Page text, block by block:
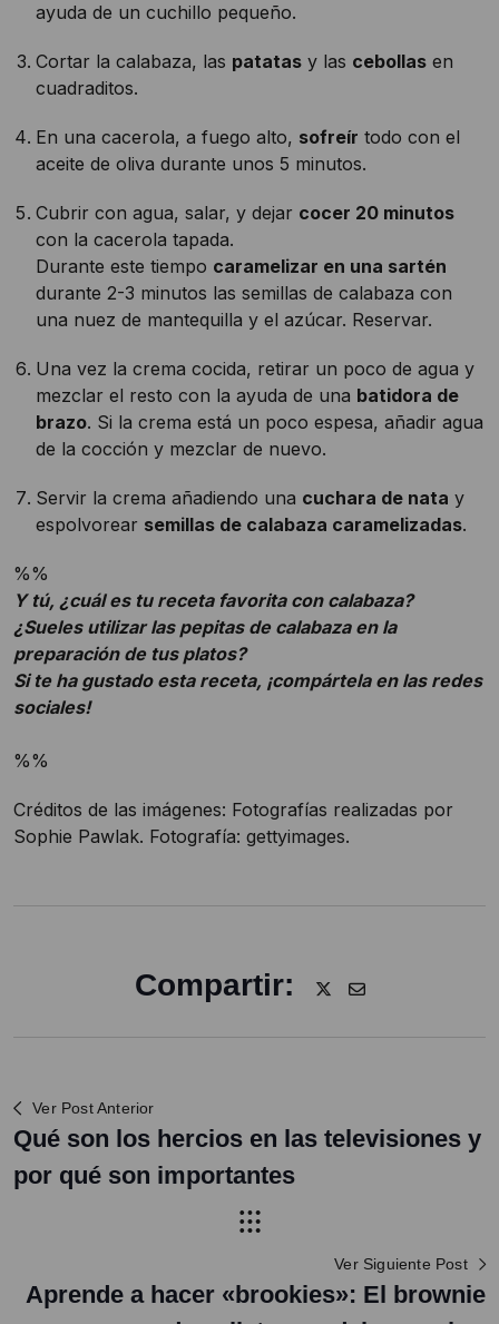
ayuda de un cuchillo pequeño.
Cortar la calabaza, las patatas y las cebollas en
cuadraditos.
En una cacerola, a fuego alto, sofreír todo con el
aceite de oliva durante unos 5 minutos.
Cubrir con agua, salar, y dejar cocer 20 minutos
con la cacerola tapada.
Durante este tiempo caramelizar en una sartén
durante 2-3 minutos las semillas de calabaza con
una nuez de mantequilla y el azúcar. Reservar.
Una vez la crema cocida, retirar un poco de agua y
mezclar el resto con la ayuda de una batidora de
brazo. Si la crema está un poco espesa, añadir agua
de la cocción y mezclar de nuevo.
Servir la crema añadiendo una cuchara de nata y
espolvorear semillas de calabaza caramelizadas.
%%
Y tú, ¿cuál es tu receta favorita con calabaza?
¿Sueles utilizar las pepitas de calabaza en la
preparación de tus platos?
Si te ha gustado esta receta, ¡compártela en las redes
sociales!
%%
Créditos de las imágenes: Fotografías realizadas por
Sophie Pawlak. Fotografía: gettyimages.
Compartir:
Ver Post Anterior
Qué son los hercios en las televisiones y
por qué son importantes
Ver Siguiente Post
Aprende a hacer «brookies»: El brownie